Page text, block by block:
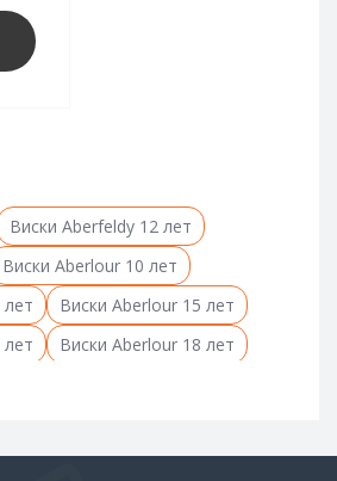
Виски Aberfeldy 12 лет
Виски Aberlour 10 лет
Виски Aberlour 15 лет
Виски Aberlour 18 лет
Виски Ardmore